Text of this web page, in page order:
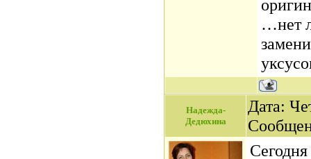
…нет
Надежда-
Дедюхина
Дата: